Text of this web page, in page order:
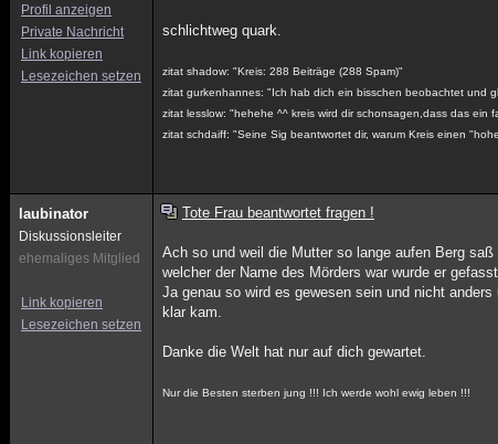
Profil anzeigen
Private Nachricht
Link kopieren
Lesezeichen setzen
schlichtweg quark.
zitat shadow: "Kreis: 288 Beiträge (288 Spam)"
zitat gurkenhannes: "Ich hab dich ein bisschen beobachtet und
zitat lesslow: "hehehe ^^ kreis wird dir schonsagen,dass das ein
zitat schdaiff: "Seine Sig beantwortet dir, warum Kreis einen
laubinator
Diskussionsleiter
ehemaliges Mitglied
Link kopieren
Lesezeichen setzen
Tote Frau beantwortet fragen !
Ach so und weil die Mutter so lange aufen Berg
welcher der Name des Mörders war wurde er
Ja genau so wird es gewesen sein und nicht
klar kam.
Danke die Welt hat nur auf dich gewartet.
Nur die Besten sterben jung !!! Ich werde wohl ewig leben !!!